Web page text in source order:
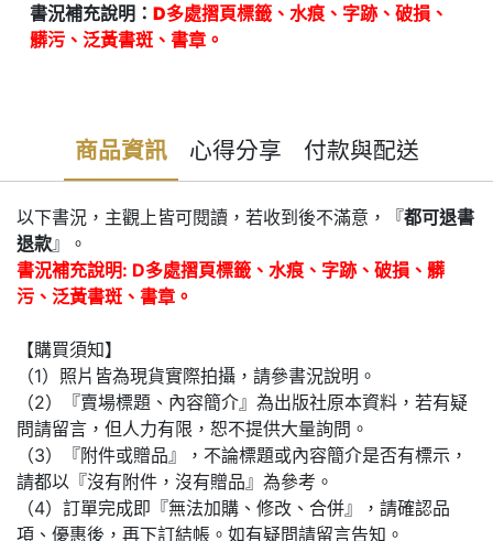
書況補充說明： D多處摺頁標籤、水痕、字跡、破損、
髒污、泛黃書斑、書章。
商品資訊 心得分享 付款與配送
以下書況，主觀上皆可閱讀，若收到後不滿意，『都可退書
退款』。
書況補充說明: D多處摺頁標籤、水痕、字跡、破損、髒
污、泛黃書斑、書章。
【購買須知】
（1）照片皆為現貨實際拍攝，請參書況說明。
（2）『賣場標題、內容簡介』為出版社原本資料，若有疑
問請留言，但人力有限，恕不提供大量詢問。
（3）『附件或贈品』，不論標題或內容簡介是否有標示，
請都以『沒有附件，沒有贈品』為參考。
（4）訂單完成即『無法加購、修改、合併』，請確認品
項、優惠後，再下訂結帳。如有疑問請留言告知。